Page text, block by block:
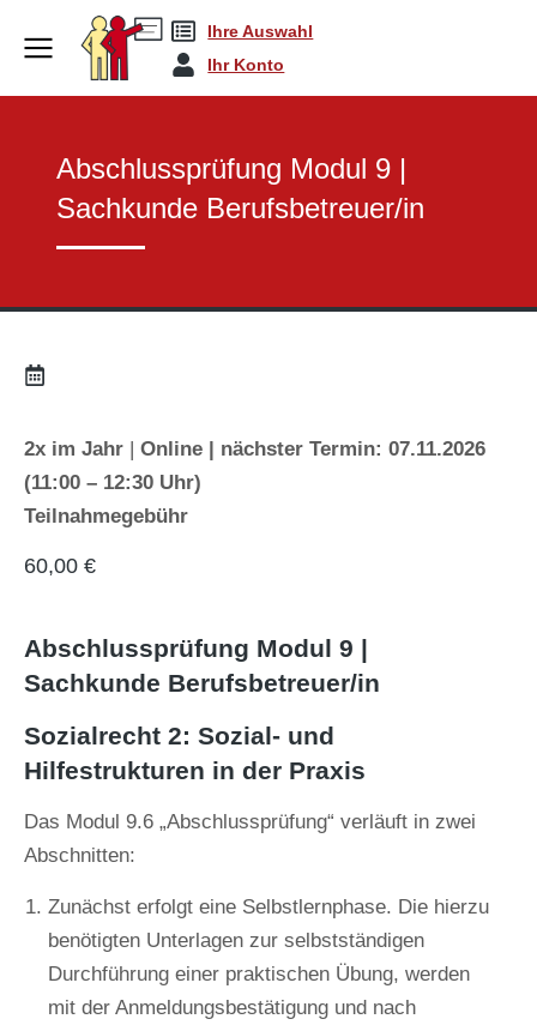
Ihre Auswahl
Ihr Konto
You are here:
Sachkunde | Abschlus… Abschlussprüfung Mo…
Abschlussprüfung Modul 9 |
Sachkunde Berufsbetreuer/in
2x im Jahr | Online | nächster Termin: 07.11.2026
(11:00 – 12:30 Uhr)
Teilnahmegebühr
60,00 €
Abschlussprüfung Modul 9 |
Sachkunde Berufsbetreuer/in
Sozialrecht 2: Sozial- und
Hilfestrukturen in der Praxis
Das Modul 9.6 „Abschlussprüfung“ verläuft in zwei
Abschnitten:
Zunächst erfolgt eine Selbstlernphase. Die hierzu
benötigten Unterlagen zur selbstständigen
Durchführung einer praktischen Übung, werden
mit der Anmeldungsbestätigung und nach